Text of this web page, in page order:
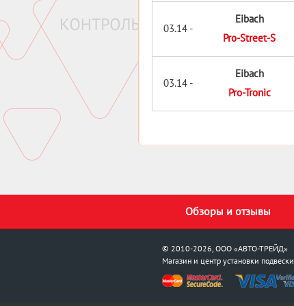
03.14 -
Eibach
Pro-Street-S
03.14 -
Eibach
Pro-Tronic
Обзоры и отзывы
© 2010-2026, ООО «АВТО-ТРЕЙД»
Магазин и центр установки подвески